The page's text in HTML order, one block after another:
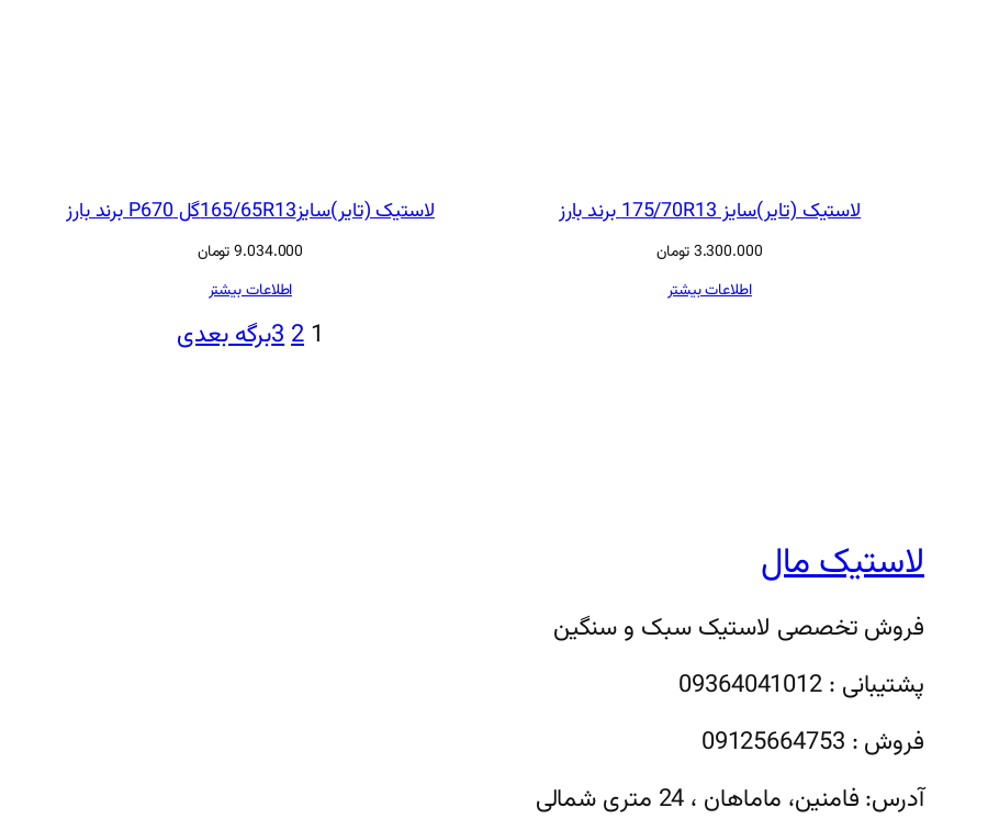
لاستیک (تایر)سایز 175/70R13 برند بارز
3.300.000تومان
اطلاعات بیشتر
لاستیک (تایر)سایز165/65R13گل P670 برند بارز
9.034.000تومان
اطلاعات بیشتر
1
2
3برگه بعدی
لاستیک مال
فروش تخصصی لاستیک سبک و سنگین
پشتیبانی : 09364041012
فروش : 09125664753
آدرس: فامنین، ماماهان ، 24 متری شمالی